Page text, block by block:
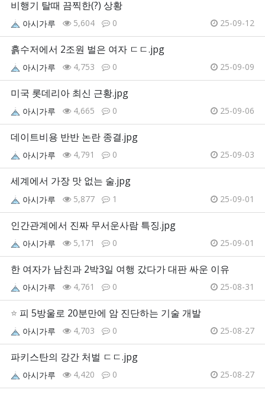
비행기 탈때 끔찍한(?) 상황
아시가루 5,604 0 25-09-12
흙수저에서 2조원 벌은 여자 ㄷㄷ.jpg
아시가루 4,753 0 25-09-09
미국 롯데리아 최신 근황.jpg
아시가루 4,665 0 25-09-06
데이트비용 반반 논란 종결.jpg
아시가루 4,791 0 25-09-03
세계에서 가장 맛 없는 술.jpg
아시가루 5,877 1 25-09-01
인간관계에서 진짜 무서운사람 특징.jpg
아시가루 5,171 0 25-09-01
한 여자가 남친과 2박3일 여행 갔다가 대판 싸운 이유
아시가루 4,761 0 25-08-31
⭐ 피 5방울로 20분만에 암 진단하는 기술 개발
아시가루 4,703 0 25-08-27
파키스탄의 강간 처벌 ㄷㄷ.jpg
아시가루 4,420 0 25-08-27